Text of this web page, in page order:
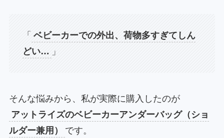
「 ベビーカーでの外出、荷物多すぎてしん
どい… 」
そんな悩みから、私が実際に購入したのが
アットライズのベビーカーアンダーバッグ（ショ
ルダー兼用）
です。